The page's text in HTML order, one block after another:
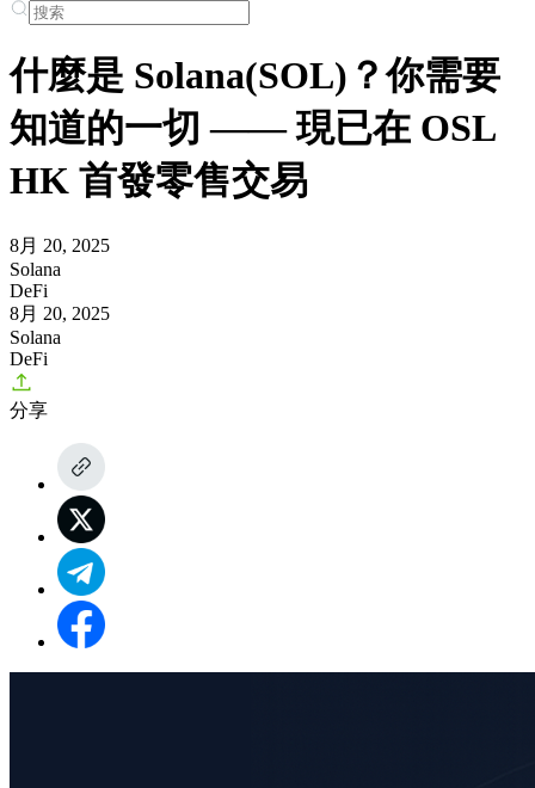
什麼是 Solana(SOL)？你需要
知道的一切 —— 現已在 OSL
HK 首發零售交易
8月 20, 2025
Solana
DeFi
8月 20, 2025
Solana
DeFi
分享